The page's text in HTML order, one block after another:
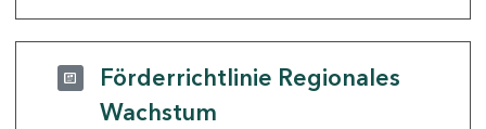
Förderrichtlinie Regionales
Wachstum